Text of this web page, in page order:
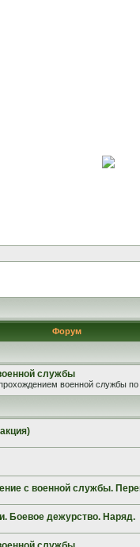
Форум
службы
военной службы по
с военной службы.
Боевое дежурство. Наряд.